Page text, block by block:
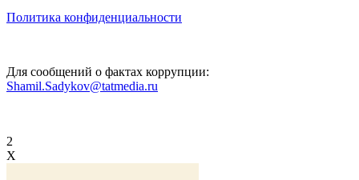
Политика конфиденциальности
Для сообщений о фактах коррупции:
Shamil.Sadykov@tatmedia.ru
2
X